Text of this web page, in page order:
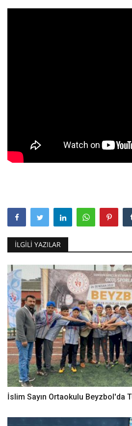
İLGILI YAZILAR
İslim Sayın Ortaokulu Beyzbol'da